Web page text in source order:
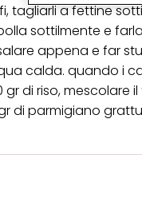
tagliarli a fettine
sottilmente e
appena e far
calda. quando i
di riso,
di parmigiano
identificati) su
misurare e
Puoi trovare
collegata nel piè di
qualsiasi
collegata nel piè di
periodo di
"modifica" di